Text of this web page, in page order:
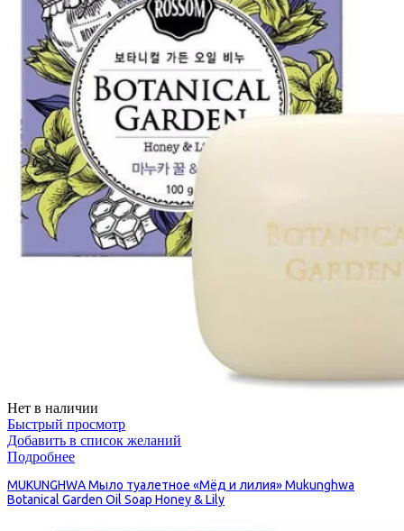
Нет в наличии
Быстрый просмотр
Добавить в список желаний
Подробнее
MUKUNGHWA Мыло туалетное «Мёд и лилия» Mukunghwa
Botanical Garden Oil Soap Honey & Lily